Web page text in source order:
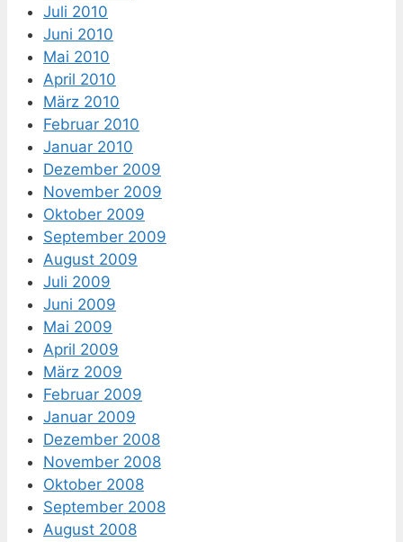
Juli 2010
Juni 2010
Mai 2010
April 2010
März 2010
Februar 2010
Januar 2010
Dezember 2009
November 2009
Oktober 2009
September 2009
August 2009
Juli 2009
Juni 2009
Mai 2009
April 2009
März 2009
Februar 2009
Januar 2009
Dezember 2008
November 2008
Oktober 2008
September 2008
August 2008